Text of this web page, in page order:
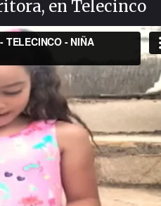
en Telecinco